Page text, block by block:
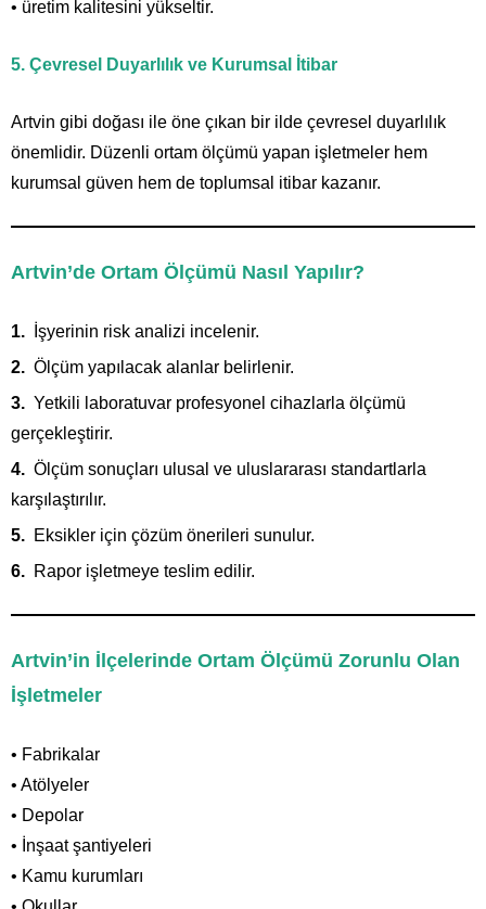
• üretim kalitesini yükseltir.
5. Çevresel Duyarlılık ve Kurumsal İtibar
Artvin gibi doğası ile öne çıkan bir ilde çevresel duyarlılık
önemlidir. Düzenli ortam ölçümü yapan işletmeler hem
kurumsal güven hem de toplumsal itibar kazanır.
Artvin’de Ortam Ölçümü Nasıl Yapılır?
İşyerinin risk analizi incelenir.
Ölçüm yapılacak alanlar belirlenir.
Yetkili laboratuvar profesyonel cihazlarla ölçümü
gerçekleştirir.
Ölçüm sonuçları ulusal ve uluslararası standartlarla
karşılaştırılır.
Eksikler için çözüm önerileri sunulur.
Rapor işletmeye teslim edilir.
Artvin’in İlçelerinde Ortam Ölçümü Zorunlu Olan
İşletmeler
• Fabrikalar
• Atölyeler
• Depolar
• İnşaat şantiyeleri
• Kamu kurumları